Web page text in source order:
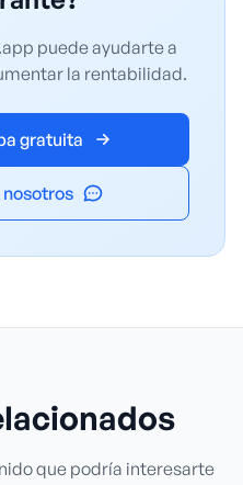
puede ayudarte a
la rentabilidad.
gratuita
que podría interesarte